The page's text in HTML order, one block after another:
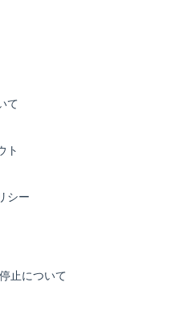
て
ト
シー
止について